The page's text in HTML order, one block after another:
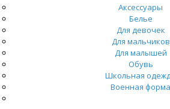
Аксессуары
Белье
Для девочек
Для мальчиков
Для малышей
Обувь
Школьная
Военная форма